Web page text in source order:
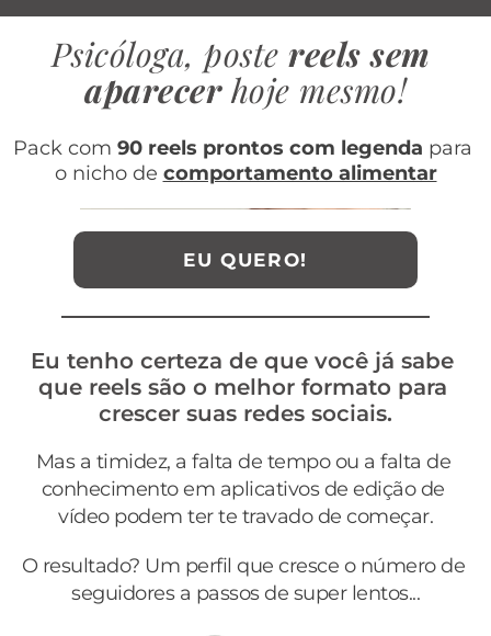
Psicóloga, poste reels sem
aparecer hoje mesmo!
Pack com 90 reels prontos com legenda para
o nicho de comportamento alimentar
EU QUERO!
Eu tenho certeza de que você já sabe
que reels são o melhor formato para
crescer suas redes sociais.
Mas a timidez, a falta de tempo ou a falta de
conhecimento em aplicativos de edição de
vídeo podem ter te travado de começar.
O resultado? Um perfil que cresce o número de
seguidores a passos de super lentos...